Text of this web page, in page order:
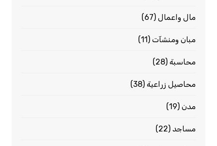
مال واعمال(67)
مبان ومنشآت(11)
محاسبة(28)
محاصيل زراعية(38)
مدن(19)
مساجد(22)